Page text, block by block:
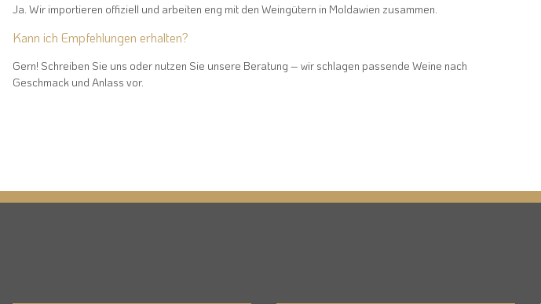
Ja. Wir importieren offiziell und arbeiten eng mit den Weingütern in Moldawien zusammen.
Kann ich Empfehlungen erhalten?
Gern! Schreiben Sie uns oder nutzen Sie unsere Beratung – wir schlagen passende Weine nach
Geschmack und Anlass vor.